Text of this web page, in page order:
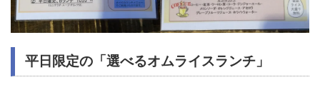
平日限定の「選べるオムライスランチ」